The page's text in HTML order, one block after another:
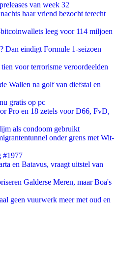
van week 32
haar vriend bezocht terecht
leeg voor 114 miljoen
Dan eindigt Formule 1-seizoen
voor terrorisme veroordeelden
Wallen na golf van diefstal en
gratis op pc
Pro en 18 zetels voor D66, FvD,
als condoom gebruikt
onder grens met Wit-
#1977
en Batavus, vraagt uitstel van
Galderse Meren, maar Boa's
geen vuurwerk meer met oud en